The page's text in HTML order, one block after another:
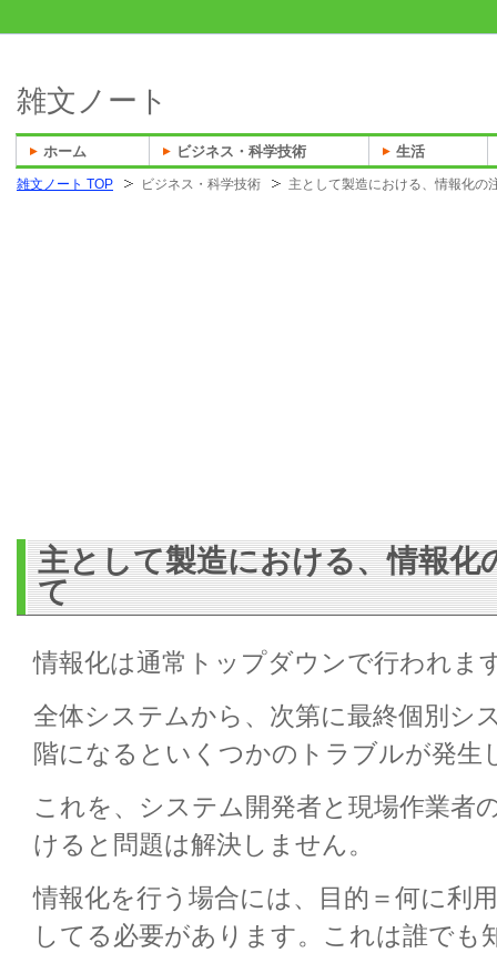
雑文ノート TOP ビジネス・科学技術 主として製造における、情報化の
主として製造における、情報化
て
情報化は通常トップダウンで行われま
全体システムから、次第に最終個別シ
階になるといくつかのトラブルが発生
これを、システム開発者と現場作業者
けると問題は解決しません。
情報化を行う場合には、目的＝何に利
してる必要があります。これは誰でも
雑文ノート
ホーム ビジネス・科学技術 生活